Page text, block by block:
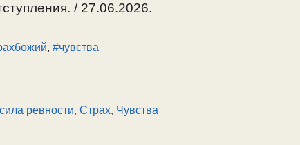
/ 27.06.2026.
, #чувства
ревности, Страх, Чувства